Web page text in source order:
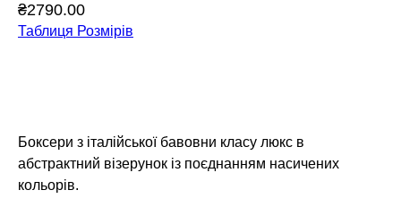
₴2790.00
Таблиця Розмірів
Боксери з італійської бавовни класу люкс в
абстрактний візерунок із поєднанням насичених
кольорів.